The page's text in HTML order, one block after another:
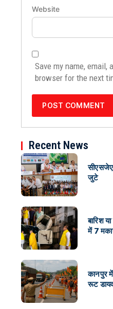
Website
Save my name, email,
browser for the next
Recent News
जुटे
बारिश
में 7
कानपुर
रूट